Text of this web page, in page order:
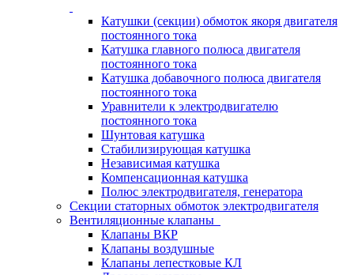
Катушки (секции) обмоток якоря двигателя
постоянного тока
Катушка главного полюса двигателя
постоянного тока
Катушка добавочного полюса двигателя
постоянного тока
Уравнители к электродвигателю
постоянного тока
Шунтовая катушка
Стабилизирующая катушка
Независимая катушка
Компенсационная катушка
Полюс электродвигателя, генератора
Секции статорных обмоток электродвигателя
Вентиляционные клапаны
Клапаны ВКР
Клапаны воздушные
Клапаны лепестковые КЛ